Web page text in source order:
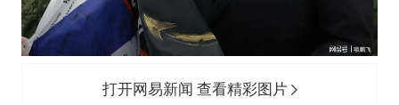
打开网易新闻 查看精彩图片